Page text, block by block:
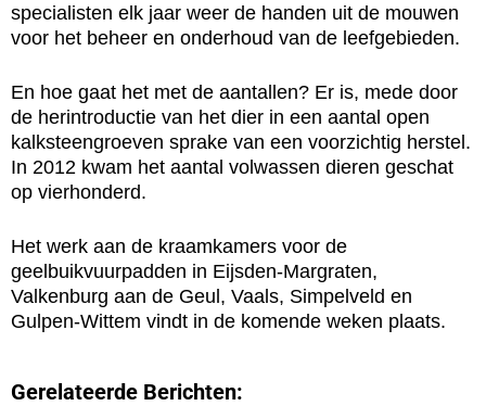
specialisten elk jaar weer de handen uit de mouwen
voor het beheer en onderhoud van de leefgebieden.
En hoe gaat het met de aantallen? Er is, mede door
de herintroductie van het dier in een aantal open
kalksteengroeven sprake van een voorzichtig herstel.
In 2012 kwam het aantal volwassen dieren geschat
op vierhonderd.
Het werk aan de kraamkamers voor de
geelbuikvuurpadden in Eijsden-Margraten,
Valkenburg aan de Geul, Vaals, Simpelveld en
Gulpen-Wittem vindt in de komende weken plaats.
Gerelateerde Berichten: